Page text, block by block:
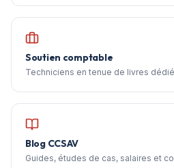
Soutien comptable
Techniciens en tenue de livres
Blog CCSAV
Guides, études de cas, salaires et